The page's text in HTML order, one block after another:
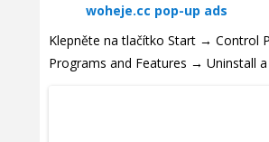
woheje.cc pop-up ads
Klepněte na tlačítko Start → Control
Programs and Features → Uninstall